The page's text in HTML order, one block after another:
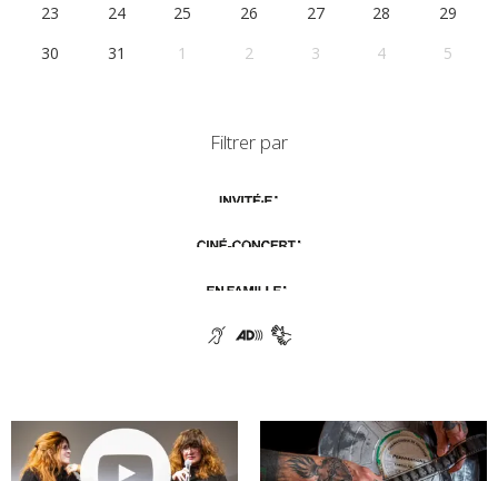
23
24 25 26 27 28
29
30
31 1 2 3 4 5
Filtrer par